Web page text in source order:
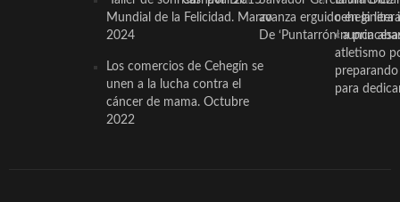
Mundial de la Felicidad. Marzo
2024
Los comercios de Cehegín se
unen a la lucha contra el
cáncer de mama. Octubre
2022
avanza erguido en la
De ‘Puntarrón’ a
ceheginera
«nunca
atletismo
para